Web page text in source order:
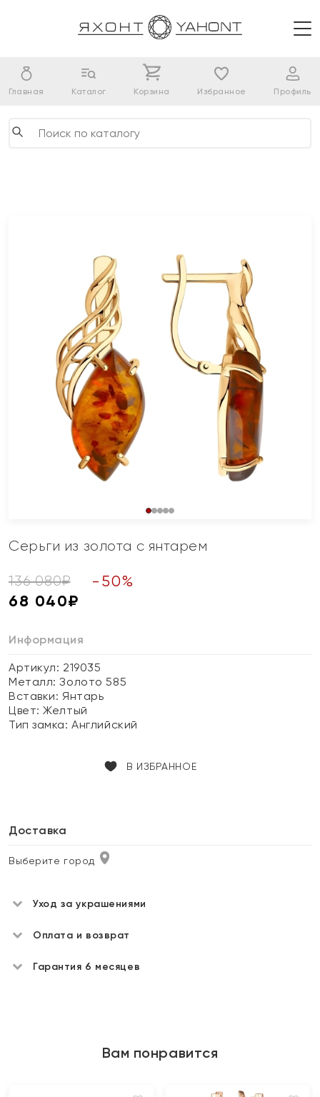
Главная Каталог Корзина Избранное Профиль
Серьги из золота с янтарем
136 080₽ - 50%
68 040₽
Информация
Артикул: 219035
Металл:Золото 585
Вставки:Янтарь
Цвет:Желтый
Тип замка:Английский
В ИЗБРАННОЕ
Доставка
Выберите город
Уход за украшениями
Оплата и возврат
Гарантия 6 месяцев
Вам понравится